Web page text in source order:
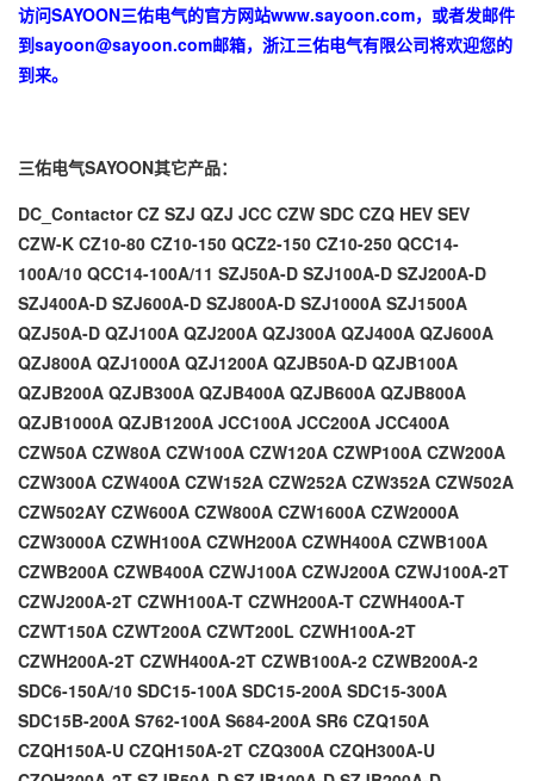
访问SAYOON三佑电气的官方网站www.sayoon.com，或者发邮件
到sayoon@sayoon.com邮箱，浙江三佑电气有限公司将欢迎您的
到来。
三佑电气SAYOON其它产品：
DC_ContactorCZ SZJ QZJ JCC CZW SDC CZQ HEV SEV
CZW-K CZ10-80 CZ10-150 QCZ2-150 CZ10-250 QCC14-
100A/10 QCC14-100A/11 SZJ50A-D SZJ100A-D SZJ200A-D
SZJ400A-D SZJ600A-D SZJ800A-D SZJ1000A SZJ1500A
QZJ50A-D QZJ100A QZJ200A QZJ300A QZJ400A QZJ600A
QZJ800A QZJ1000A QZJ1200A QZJB50A-D QZJB100A
QZJB200A QZJB300A QZJB400A QZJB600A QZJB800A
QZJB1000A QZJB1200A JCC100A JCC200A JCC400A
CZW50A CZW80A CZW100A CZW120A CZWP100A CZW200A
CZW300A CZW400A CZW152A CZW252A CZW352A CZW502A
CZW502AY CZW600A CZW800A CZW1600A CZW2000A
CZW3000A CZWH100A CZWH200A CZWH400A CZWB100A
CZWB200A CZWB400A CZWJ100A CZWJ200A CZWJ100A-2T
CZWJ200A-2T CZWH100A-T CZWH200A-T CZWH400A-T
CZWT150A CZWT200A CZWT200L CZWH100A-2T
CZWH200A-2T CZWH400A-2T CZWB100A-2 CZWB200A-2
SDC6-150A/10 SDC15-100A SDC15-200A SDC15-300A
SDC15B-200A S762-100A S684-200A SR6 CZQ150A
CZQH150A-U CZQH150A-2T CZQ300A CZQH300A-U